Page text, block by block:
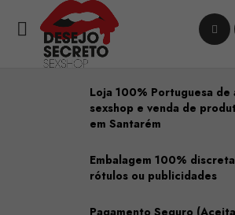

Loja 100% Portuguesa
sexshop e venda de
em Santarém
Embalagem 100%
rótulos ou publicidades
Pagamento Seguro